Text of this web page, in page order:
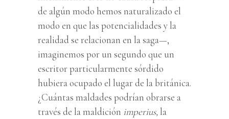
de algún modo hemos naturalizado el
modo en que las potencialidades y la
realidad se relacionan en la saga—,
imaginemos por un segundo que un
escritor particularmente sórdido
hubiera ocupado el lugar de la británica.
¿Cuántas maldades podrían obrarse a
través de la maldición imperius, la